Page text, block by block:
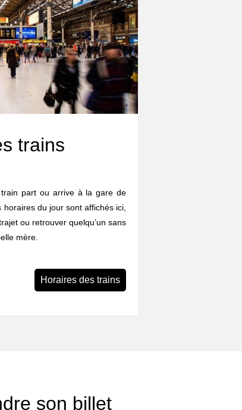
trains
part ou arrive à la gare de
du jour sont affichés ici,
ou retrouver quelqu’un sans
mère.
Horaires des trains
son billet